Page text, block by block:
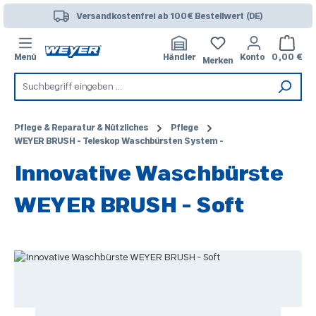
Zum Hauptinhalt springenVersandkostenfrei ab 100€ Bestellwert (DE)
Menü Händler Merken Konto 0,00 €
Pflege & Reparatur & Nützliches
Pflege
WEYER BRUSH - Teleskop Waschbürsten System -
Innovative Waschbürste
WEYER BRUSH - Soft
Bildergalerie überspringen